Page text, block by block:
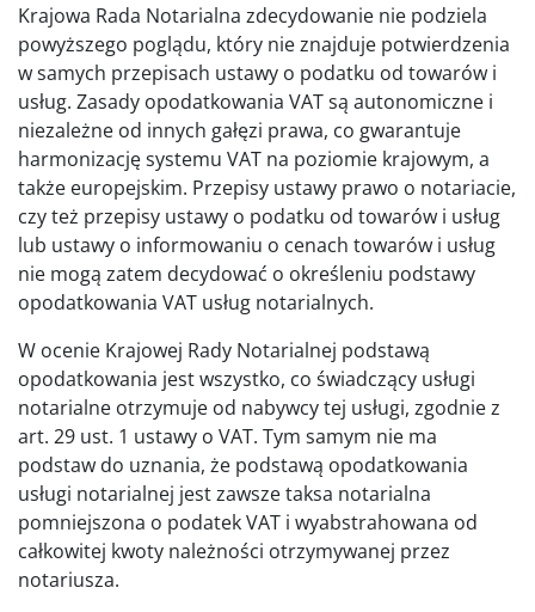
Krajowa Rada Notarialna zdecydowanie nie podziela
powyższego poglądu, który nie znajduje potwierdzenia
w samych przepisach ustawy o podatku od towarów i
usług. Zasady opodatkowania VAT są autonomiczne i
niezależne od innych gałęzi prawa, co gwarantuje
harmonizację systemu VAT na poziomie krajowym, a
także europejskim. Przepisy ustawy prawo o notariacie,
czy też przepisy ustawy o podatku od towarów i usług
lub ustawy o informowaniu o cenach towarów i usług
nie mogą zatem decydować o określeniu podstawy
opodatkowania VAT usług notarialnych.
W ocenie Krajowej Rady Notarialnej podstawą
opodatkowania jest wszystko, co świadczący usługi
notarialne otrzymuje od nabywcy tej usługi, zgodnie z
art. 29 ust. 1 ustawy o VAT. Tym samym nie ma
podstaw do uznania, że podstawą opodatkowania
usługi notarialnej jest zawsze taksa notarialna
pomniejszona o podatek VAT i wyabstrahowana od
całkowitej kwoty należności otrzymywanej przez
notariusza.